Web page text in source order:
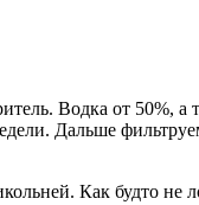
Водка от 50%, а
Дальше
Как будто не